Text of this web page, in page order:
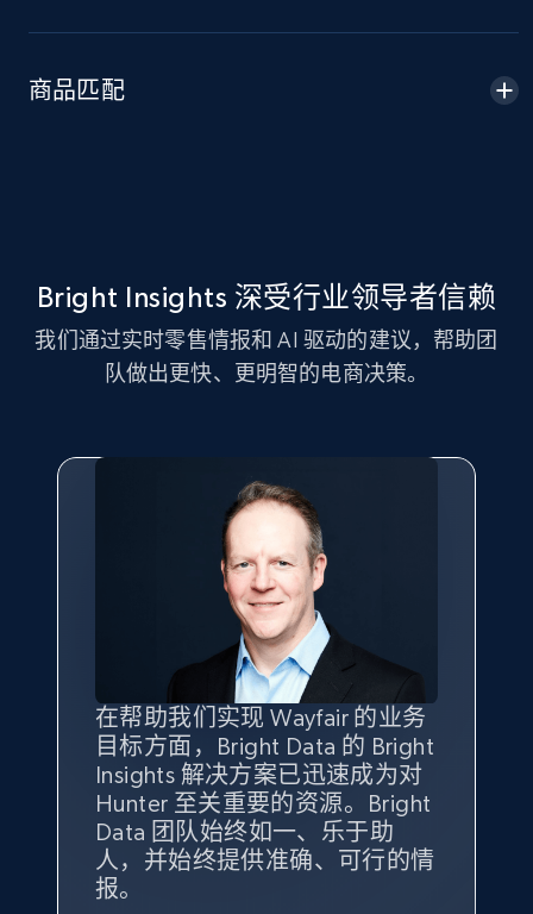
Amazon sellers info
URL, Product id, Title, Seller name, Seller rating,
Seller reviews, Breadcrumbs, Root category, and
eBay - Gather data on products using
URL, Product id, Title, Seller name, Seller rating,
Seller reviews, Breadcrumbs, Root category, and
more.
2.5K+ 358+ 立即开始
eBay - Collect products from shops on eBay
商品匹配
Bright Insights 深受行业领导者信赖
我们通过实时零售情报和 AI 驱动的建议，帮助团
队做出更快、更明智的电商决策。
在帮助我们实现 Wayfair 的业务
目标方面，Bright Data 的 Bright
Insights 解决方案已迅速成为对
Hunter 至关重要的资源。Bright
Data 团队始终如一、乐于助
人，并始终提供准确、可行的情
报。
Bright Insights 的数据极大地支
持了我们公司的目标。每个产品
类别的市场份额帮助我们以主要
竞争对手为基准，而供应商的销
售情况则从战术上帮助我们的营
销团队扩大产品种类。
我们之所以选择 Bright
Insights，是因为它能够跟踪销
售情况，并绘制对我们业务至关
重要的竞争产品类别图。
Yael Fridman
Keter 的市场总监
借助 Bright Data 的解决方案，
我们获得了对市场领域、产品、
竞争格局以及消费者行为趋势的
独特且全面的洞察。
Beverly Taylor
Kingston Brass, Inc. 商品规划总监